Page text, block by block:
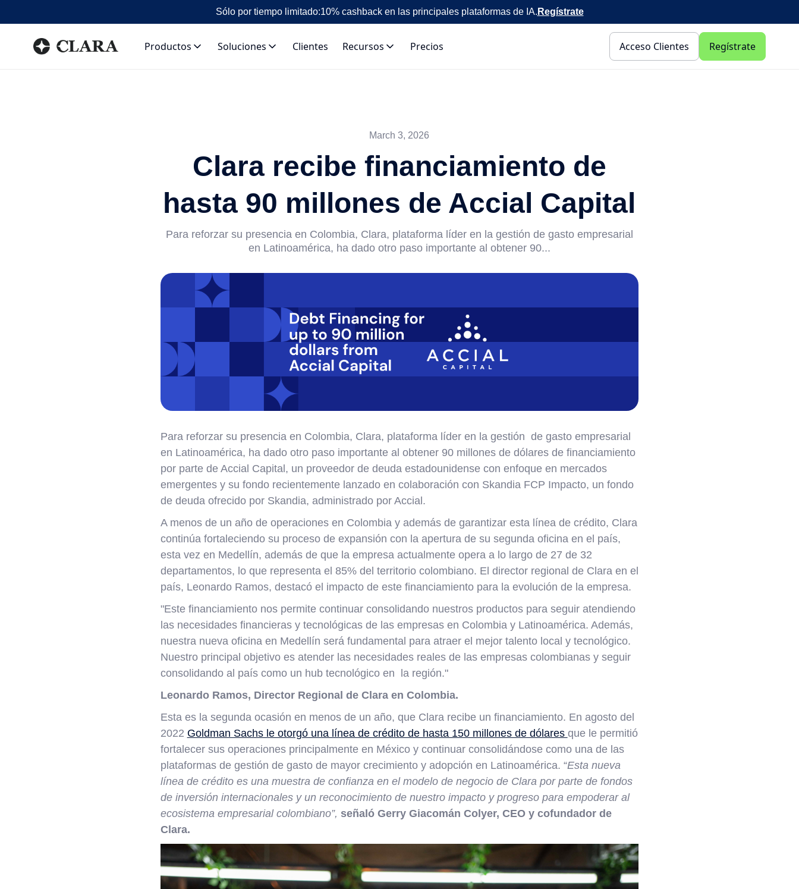
Sólo por tiempo limitado:10% cashback en las principales plataformas de IA. Regístrate
Productos Soluciones Clientes Recursos Precios Acceso Clientes Regístrate
March 3, 2026
Clara recibe financiamiento de
hasta 90 millones de Accial Capital
Para reforzar su presencia en Colombia, Clara, plataforma líder en la gestión de gasto empresarial
en Latinoamérica, ha dado otro paso importante al obtener 90...
Para reforzar su presencia en Colombia, Clara, plataforma líder en la gestión de gasto empresarial
en Latinoamérica, ha dado otro paso importante al obtener 90 millones de dólares de financiamiento
por parte de Accial Capital, un proveedor de deuda estadounidense con enfoque en mercados
emergentes y su fondo recientemente lanzado en colaboración con Skandia FCP Impacto, un fondo
de deuda ofrecido por Skandia, administrado por Accial.
A menos de un año de operaciones en Colombia y además de garantizar esta línea de crédito, Clara
continúa fortaleciendo su proceso de expansión con la apertura de su segunda oficina en el país,
esta vez en Medellín, además de que la empresa actualmente opera a lo largo de 27 de 32
departamentos, lo que representa el 85% del territorio colombiano. El director regional de Clara en el
país, Leonardo Ramos, destacó el impacto de este financiamiento para la evolución de la empresa.
"Este financiamiento nos permite continuar consolidando nuestros productos para seguir atendiendo
las necesidades financieras y tecnológicas de las empresas en Colombia y Latinoamérica. Además,
nuestra nueva oficina en Medellín será fundamental para atraer el mejor talento local y tecnológico.
Nuestro principal objetivo es atender las necesidades reales de las empresas colombianas y seguir
consolidando al país como un hub tecnológico en la región."
Leonardo Ramos, Director Regional de Clara en Colombia.
Esta es la segunda ocasión en menos de un año, que Clara recibe un financiamiento. En agosto del
2022 Goldman Sachs le otorgó una línea de crédito de hasta 150 millones de dólares que le permitió
fortalecer sus operaciones principalmente en México y continuar consolidándose como una de las
plataformas de gestión de gasto de mayor crecimiento y adopción en Latinoamérica. “Esta nueva
línea de crédito es una muestra de confianza en el modelo de negocio de Clara por parte de fondos
de inversión internacionales y un reconocimiento de nuestro impacto y progreso para empoderar al
ecosistema empresarial colombiano”, señaló Gerry Giacomán Colyer, CEO y cofundador de
Clara.